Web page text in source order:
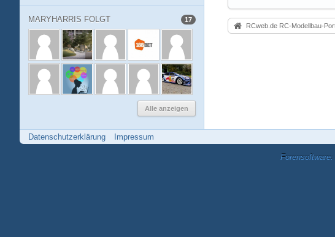
MARYHARRIS FOLGT 17
Alle anzeigen
RCweb.de RC-Modellbau-
Datenschutzerklärung Impressum
Forensoftware: